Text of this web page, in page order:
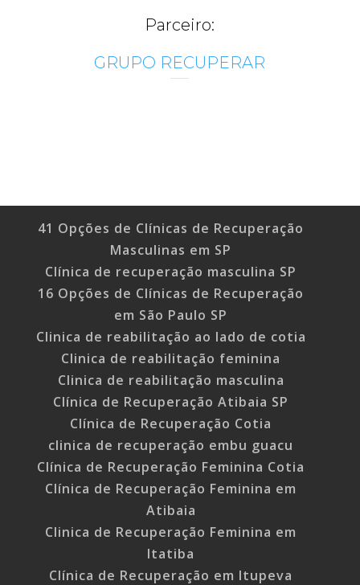
Parceiro:
GRUPO RECUPERAR
41 Opções de Clínicas de Recuperação
Masculinas em SP
Clínica de recuperação masculina SP
16 Opções de Clínicas de Recuperação
em São Paulo SP
Clinica de reabilitação ao lado de cotia
Clinica de reabilitação feminina
Clinica de reabilitação masculina
Clínica de Recuperação Atibaia SP
Clínica de Recuperação Cotia
clinica de recuperação embu guacu
Clínica de Recuperação Feminina Cotia
Clínica de Recuperação Feminina em
Atibaia
Clinica de Recuperação Feminina em
Itatiba
Clínica de Recuperação em Itupeva